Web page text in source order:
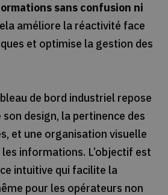
sans confusion ni
améliore la réactivité face
et optimise la gestion des
de bord industriel repose
design, la pertinence des
et une organisation visuelle
informations. L’objectif est
intuitive qui facilite la
pour les opérateurs non